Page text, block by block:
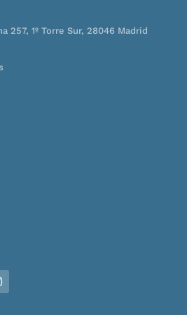
257, 1º Torre Sur, 28046 Madrid